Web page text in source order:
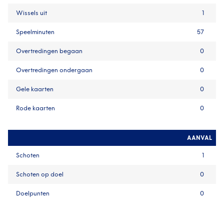
Wissels uit 1
Speelminuten 57
Overtredingen begaan 0
Overtredingen ondergaan 0
Gele kaarten 0
Rode kaarten 0
AANVAL
Schoten 1
Schoten op doel 0
Doelpunten 0